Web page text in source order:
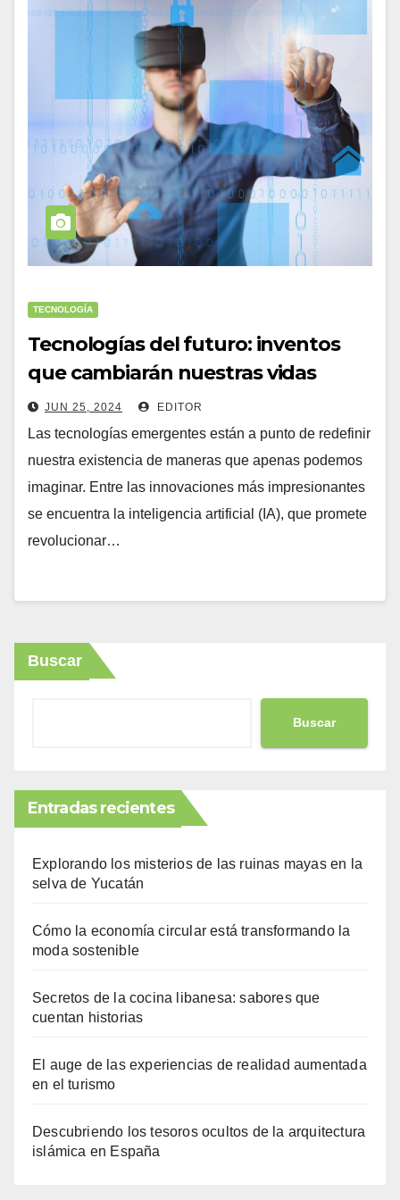
TECNOLOGÍA
Tecnologías del futuro: inventos
que cambiarán nuestras vidas
JUN 25, 2024 EDITOR
Las tecnologías emergentes están a punto de redefinir
nuestra existencia de maneras que apenas podemos
imaginar. Entre las innovaciones más impresionantes
se encuentra la inteligencia artificial (IA), que promete
revolucionar…
Buscar
Buscar
Entradas recientes
Explorando los misterios de las ruinas mayas en la
selva de Yucatán
Cómo la economía circular está transformando la
moda sostenible
Secretos de la cocina libanesa: sabores que
cuentan historias
El auge de las experiencias de realidad aumentada
en el turismo
Descubriendo los tesoros ocultos de la arquitectura
islámica en España